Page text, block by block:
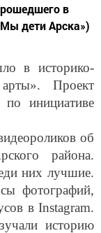
в
дети Арска»)
в историко-
Проект
инициативе
об
района.
них лучшие.
фотографий,
в Instagram.
историю